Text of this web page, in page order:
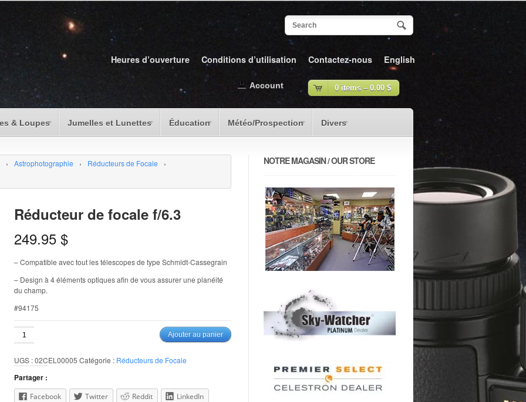
Heures d’ouverture Conditions d’utilisation Contactez-nous English
& Loupes Jumelles et Lunettes Éducation Météo/Prospection Divers
0 items – 0.00 $
Account
› Astrophotographie › Réducteurs de Focale
›
Réducteur de focale f/6.3
249.95 $
– Compatible avec tout les télescopes de type Schmidt-Cassegrain
– Design à 4 éléments optiques afin de vous assurer une planéité
du champ.
#94175
quantité
de
de
focale
Ajouter au panier
UGS :02CEL00005 Catégorie : Réducteurs de Focale
Partager :
Facebook Twitter Reddit
LinkedIn
NOTRE MAGASIN / OUR STORE